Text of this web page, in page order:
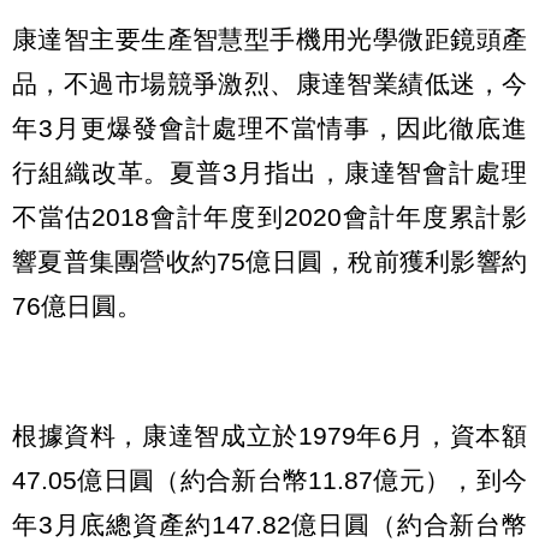
康達智主要生產智慧型手機用光學微距鏡頭產
品，不過市場競爭激烈、康達智業績低迷，今
年3月更爆發會計處理不當情事，因此徹底進
行組織改革。夏普3月指出，康達智會計處理
不當估2018會計年度到2020會計年度累計影
響夏普集團營收約75億日圓，稅前獲利影響約
76億日圓。
根據資料，康達智成立於1979年6月，資本額
47.05億日圓（約合新台幣11.87億元），到今
年3月底總資產約147.82億日圓（約合新台幣